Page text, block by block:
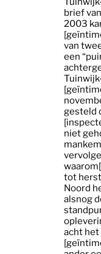
brief
2003
van
een
gesteld
niet
tot
Noord
alsnog
acht